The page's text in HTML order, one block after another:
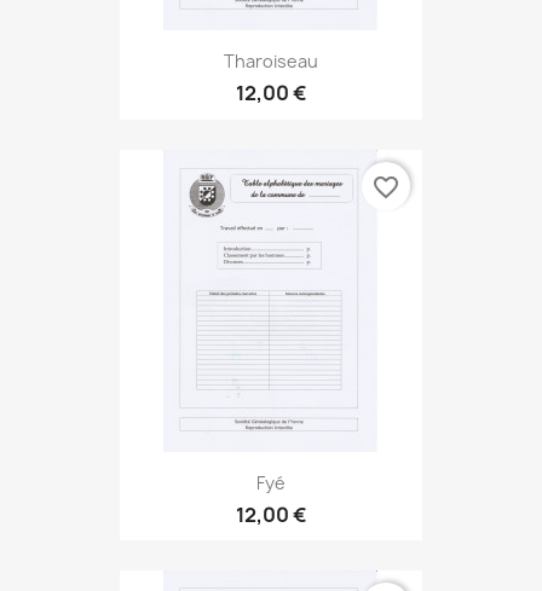
Tharoiseau
12,00 €
Fyé
12,00 €
favorite_border